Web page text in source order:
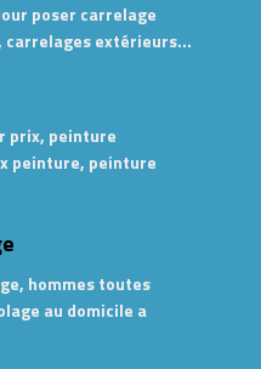
poser carrelage
carrelages extérieurs…
prix, peinture
peinture, peinture
hommes toutes
au domicile a